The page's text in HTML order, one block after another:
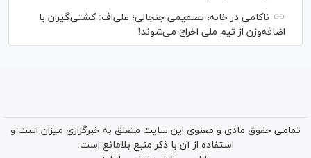
ناکامی در خانه، تصمیمی جنجالی؛ علی‌اف: کشتی‌گیران با
اضافه‌وزن از تیم ملی اخراج می‌شوند!
تمامی حقوق مادی و معنوی این سایت متعلق به خبرگزاری میزان است و
استفاده از آن با ذکر منبع بلامانع است.